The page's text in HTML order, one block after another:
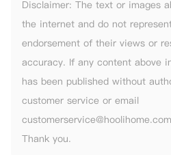
Disclaimer: The text or images
the internet and do not
endorsement of their views or
accuracy. If any content above
has been published without
customer service or email
Thank you.